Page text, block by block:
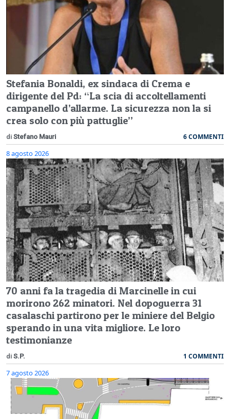
Stefania Bonaldi, ex sindaca di Crema e
dirigente del Pd: “La scia di accoltellamenti
campanello d’allarme. La sicurezza non la si
crea solo con più pattuglie”
di Stefano Mauri 6 COMMENTI
8 agosto 2026
70 anni fa la tragedia di Marcinelle in cui
morirono 262 minatori. Nel dopoguerra 31
casalaschi partirono per le miniere del Belgio
sperando in una vita migliore. Le loro
testimonianze
di S.P. 1 COMMENTI
7 agosto 2026